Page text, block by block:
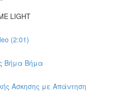
LIGHT
(2:01)
Βήμα Βήμα
Άσκησης με Απάντηση